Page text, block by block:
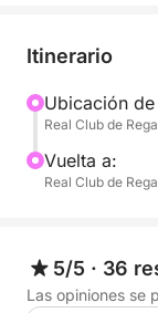
Itinerario
Ubicación
Real Club de
Vuelta a:
Real Club de
5/5 · 36
Las opiniones se